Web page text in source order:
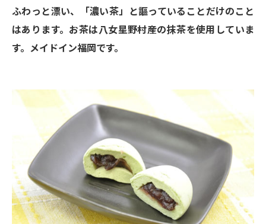
ふわっと漂い、「濃い茶」と謳っていることだけのこと
はあります。お茶は八女星野村産の抹茶を使用していま
す。メイドイン福岡です。